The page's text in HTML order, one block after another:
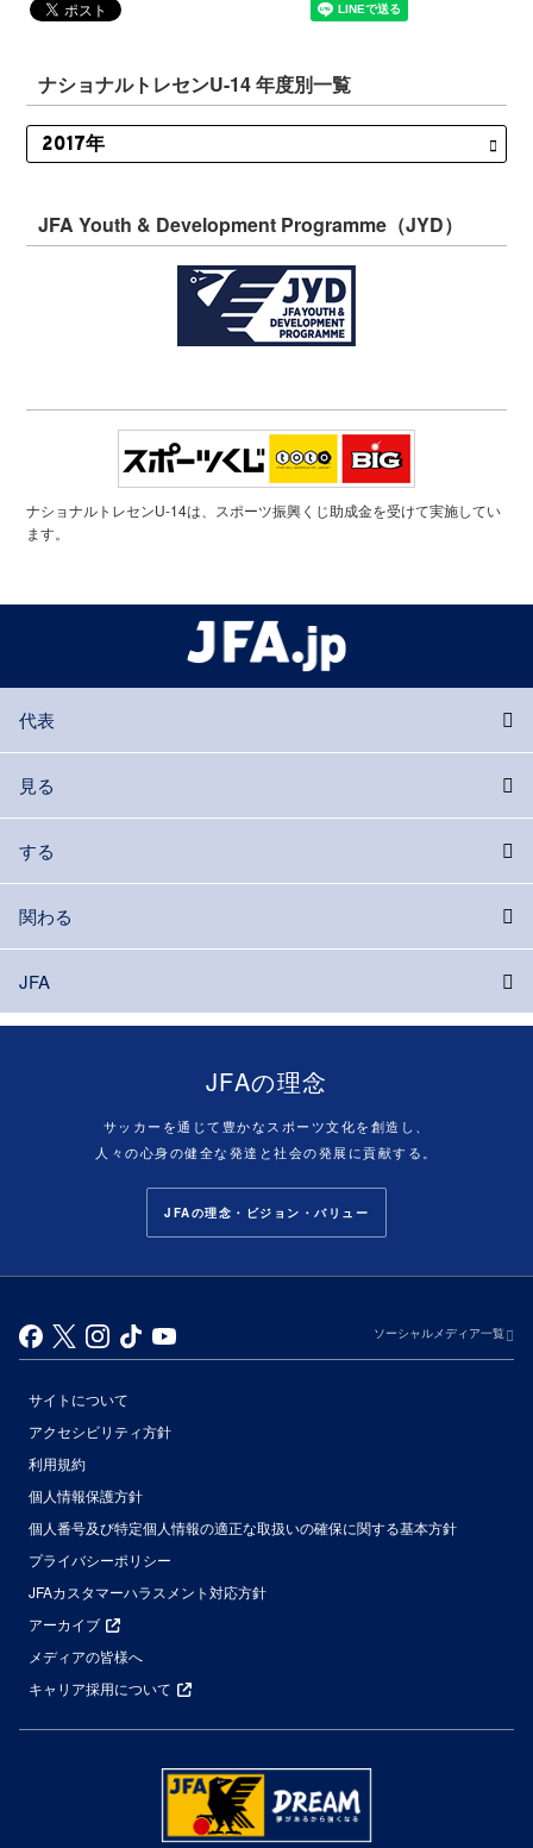
ナショナルトレセンU-14 年度別一覧
JFA Youth & Development Programme（JYD）
ナショナルトレセンU-14は、スポーツ振興くじ助成金を受けて実施してい
ます。
代表
見る
する
関わる
JFA
JFAの理念
サッカーを通じて豊かなスポーツ文化を創造し、
人々の心身の健全な発達と社会の発展に貢献する。
JFAの理念・ビジョン・バリュー
ソーシャルメディア一覧
サイトについて
アクセシビリティ方針
利用規約
個人情報保護方針
個人番号及び特定個人情報の適正な取扱いの確保に関する基本方針
プライバシーポリシー
JFAカスタマーハラスメント対応方針
アーカイブ
メディアの皆様へ
キャリア採用について